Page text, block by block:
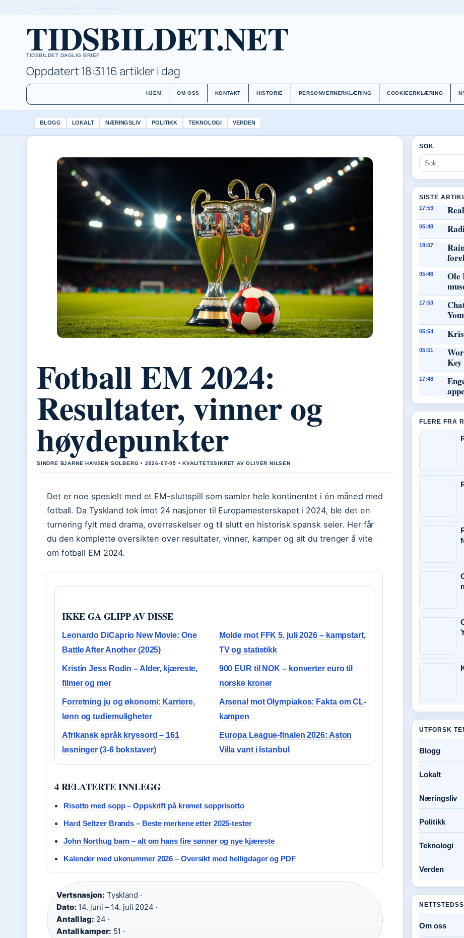
TIDSBILDET.NET
TIDSBILDET DAGLIG BRIEF
Oppdatert 18:31 16 artikler i dag
HJEM OM OSS KONTAKT HISTORIE PERSONVERNERKLÆRING COOKIEERKLÆRING
BLOGG LOKALT NÆRINGSLIV POLITIKK TEKNOLOGI VERDEN
Fotball EM 2024:
Resultater, vinner og
høydepunkter
SINDRE BJARNE HANSEN SOLBERG • 2026-07-05 • KVALITETSSIKRET AV OLIVER NILSEN
Det er noe spesielt med et EM-sluttspill som samler hele kontinentet i én måned med
fotball. Da Tyskland tok imot 24 nasjoner til Europamesterskapet i 2024, ble det en
turnering fylt med drama, overraskelser og til slutt en historisk spansk seier. Her får
du den komplette oversikten over resultater, vinner, kamper og alt du trenger å vite
om fotball EM 2024.
IKKE GA GLIPP AV DISSE
Leonardo DiCaprio New Movie: One
Battle After Another (2025)
Molde mot FFK 5. juli 2026 – kampstart,
TV og statistikk
Kristin Jess Rodin – Alder, kjæreste,
filmer og mer
900 EUR til NOK – konverter euro til
norske kroner
Forretning ju og økonomi: Karriere,
lønn og tudiemuligheter
Arsenal mot Olympiakos: Fakta om CL-
kampen
Afrikansk språk kryssord – 161
løsninger (3-6 bokstaver)
Europa League-finalen 2026: Aston
Villa vant i Istanbul
4 RELATERTE INNLEGG
Risotto med sopp – Oppskrift på kremet sopprisotto
Hard Seltzer Brands – Beste merkene etter 2025-tester
John Northug barn – alt om hans fire sønner og nye kjæreste
Kalender med ukenummer 2026 – Oversikt med helligdager og PDF
Vertsnasjon: Tyskland ·
Dato: 14. juni – 14. juli 2024 ·
Antall lag: 24 ·
Antall kamper: 51 ·
SOK
SISTE
17:53
05:48
18:07
05:46
Ole
17:53
05:54
05:51
Key
17:48
FLERE FRA
UTFORSK
Blogg
Lokalt
Næringsliv
Politikk
Teknologi
Verden
Om oss